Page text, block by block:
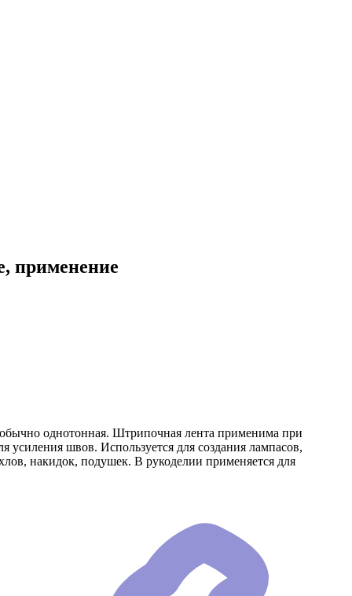
применение
обычно однотонная. Штрипочная лента применима при
швов. Используется для создания лампасов,
накидок, подушек. В рукоделии применяется для